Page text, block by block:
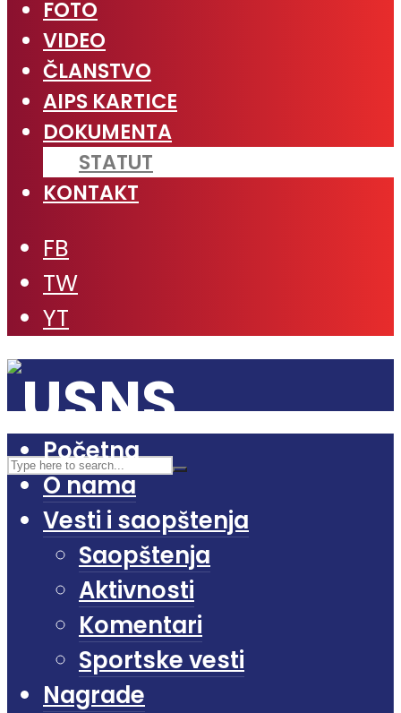
FOTO
VIDEO
ČLANSTVO
AIPS KARTICE
DOKUMENTA
STATUT
KONTAKT
FB
TW
YT
Početna
O nama
Vesti i saopštenja
Saopštenja
Aktivnosti
Komentari
Sportske vesti
Nagrade